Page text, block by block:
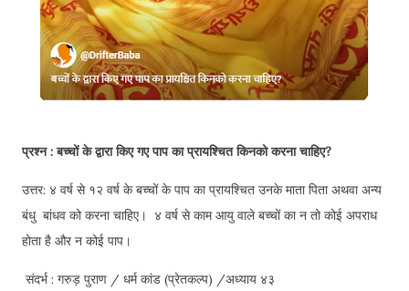
प्रश्न : बच्चों के द्वारा किए गए पाप का प्रायश्चित किनको करना चाहिए?
उत्तर: ४ वर्ष से १२ वर्ष के बच्चों के पाप का प्रायश्चित उनके माता पिता अथवा अन्य
बंधु बांधव को करना चाहिए। ४ वर्ष से काम आयु वाले बच्चों का न तो कोई अपराध
होता है और न कोई पाप।
संदर्भ : गरुड़ पुराण / धर्म कांड (प्रेतकल्प) /अध्याय ४३